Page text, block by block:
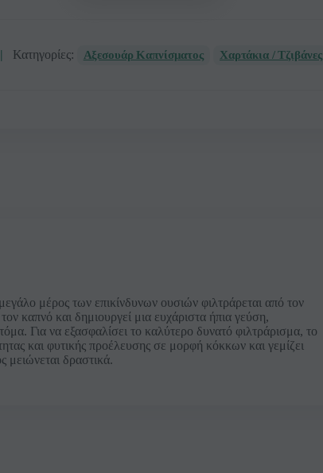
Κατηγορίες: Αξεσουάρ Καπνίσματος Χαρτάκια / Τζιβάνες
μέρος των επικίνδυνων ουσιών φιλτράρεται από τον
καπνό και δημιουργεί μια ευχάριστα ήπια γεύση,
Για να εξασφαλίσει το καλύτερο δυνατό φιλτράρισμα, το
και φυτικής προέλευσης σε μορφή κόκκων και γεμίζει
μειώνεται δραστικά.